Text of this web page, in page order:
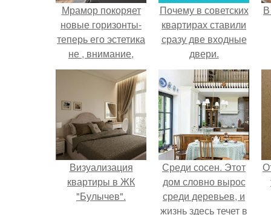
Мрамор покоряет
новые горизонты-
теперь его эстетика
не , внимание,
только в плитке и
керамограните
Kerama Marazzi, но
и на обоях.
Почему в советских
квартирах ставили
сразу две входные
двери.
Визуализация
квартиры в ЖК
"Булычев".
Среди сосен. Этот
дом словно вырос
среди деревьев, и
жизнь здесь течет в